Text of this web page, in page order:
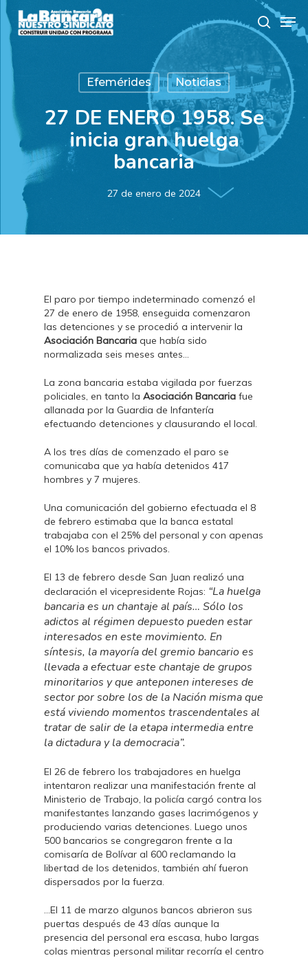
Skip
to
main
content
search
Efemérides Noticias
27 DE ENERO 1958. Se
inicia gran huelga
bancaria
27 de enero de 2024
El paro por tiempo indeterminado comenzó el
27 de enero de 1958, enseguida comenzaron
las detenciones y se procedió a intervenir la
Asociación Bancaria que había sido
normalizada seis meses antes…
La zona bancaria estaba vigilada por fuerzas
policiales, en tanto la Asociación Bancaria fue
allanada por la Guardia de Infantería
efectuando detenciones y clausurando el local.
A los tres días de comenzado el paro se
comunicaba que ya había detenidos 417
hombres y 7 mujeres.
Una comunicación del gobierno efectuada el 8
de febrero estimaba que la banca estatal
trabajaba con el 25% del personal y con apenas
el 10% los bancos privados.
El 13 de febrero desde San Juan realizó una
declaración el vicepresidente Rojas: “La huelga
bancaria es un chantaje al país… Sólo los
adictos al régimen depuesto pueden estar
interesados en este movimiento. En
síntesis, la mayoría del gremio bancario es
llevada a efectuar este chantaje de grupos
minoritarios y que anteponen intereses de
sector por sobre los de la Nación misma que
está viviendo momentos trascendentales al
tratar de salir de la etapa intermedia entre
la dictadura y la democracia”.
El 26 de febrero los trabajadores en huelga
intentaron realizar una manifestación frente al
Ministerio de Trabajo, la policía cargó contra los
manifestantes lanzando gases lacrimógenos y
produciendo varias detenciones. Luego unos
500 bancarios se congregaron frente a la
comisaría de Bolívar al 600 reclamando la
libertad de los detenidos, también ahí fueron
dispersados por la fuerza.
…El 11 de marzo algunos bancos abrieron sus
puertas después de 43 días aunque la
presencia del personal era escasa, hubo largas
colas mientras personal militar recorría el centro